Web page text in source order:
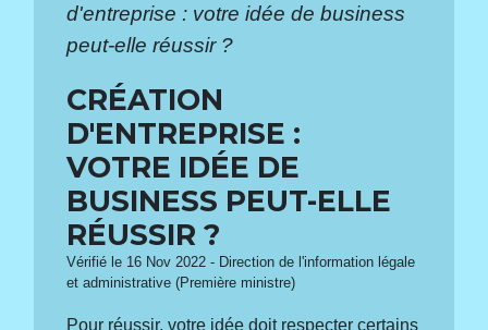
d'entreprise : votre idée de business
peut-elle réussir ?
CRÉATION
D'ENTREPRISE :
VOTRE IDÉE DE
BUSINESS PEUT-ELLE
RÉUSSIR ?
Vérifié le 16 Nov 2022 - Direction de l'information légale
et administrative (Première ministre)
Pour réussir, votre idée doit respecter certains